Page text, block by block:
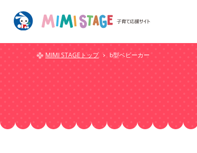
MIMI STAGEトップ b型ベビーカー